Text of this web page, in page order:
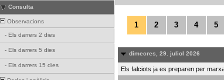
Consulta
Observacions
- Els darrers 2 dies
- Els darrers 5 dies
- Els darrers 15 dies
1 2 3 4 5
dimecres, 29. juliol 2026
Els falciots ja es preparen per